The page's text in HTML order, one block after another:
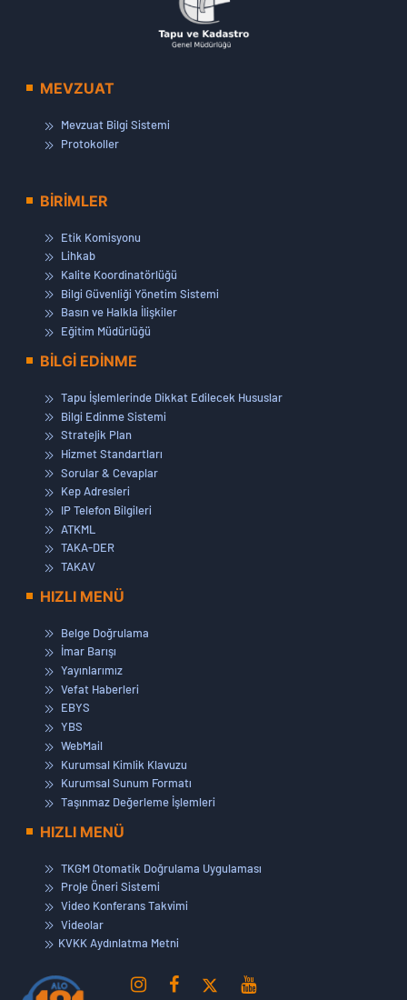
MEVZUAT
Mevzuat Bilgi Sistemi
Protokoller
BİRİMLER
Etik Komisyonu
Lihkab
Kalite Koordinatörlüğü
Bilgi Güvenliği Yönetim Sistemi
Basın ve Halkla İlişkiler
Eğitim Müdürlüğü
BİLGİ EDİNME
Tapu İşlemlerinde Dikkat Edilecek Hususlar
Bilgi Edinme Sistemi
Stratejik Plan
Hizmet Standartları
Sorular & Cevaplar
Kep Adresleri
IP Telefon Bilgileri
ATKML
TAKA-DER
TAKAV
HIZLI MENÜ
Belge Doğrulama
İmar Barışı
Yayınlarımız
Vefat Haberleri
EBYS
YBS
WebMail
Kurumsal Kimlik Klavuzu
Kurumsal Sunum Formatı
Taşınmaz Değerleme İşlemleri
HIZLI MENÜ
TKGM Otomatik Doğrulama Uygulaması
Proje Öneri Sistemi
Video Konferans Takvimi
Videolar
KVKK Aydınlatma Metni